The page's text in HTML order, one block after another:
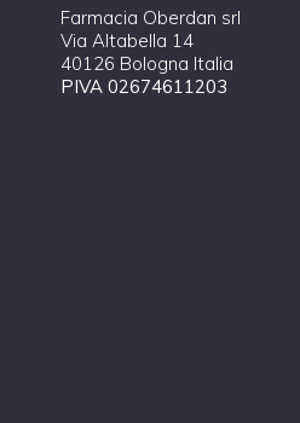
Farmacia Oberdan srl
Via Altabella 14
40126 Bologna Italia
PIVA 02674611203